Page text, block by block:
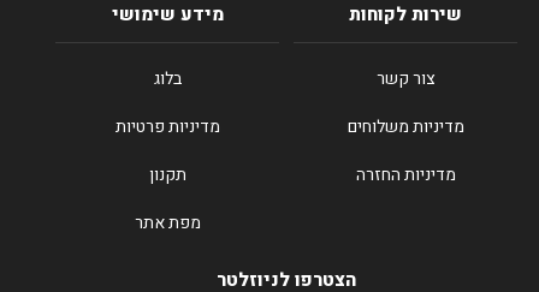
שירות לקוחות
צור קשר
מדיניות משלוחים
מדיניות החזרה
מידע שימושי
בלוג
מדיניות פרטיות
תקנון
מפת אתר
הצטרפו לניוזלטר